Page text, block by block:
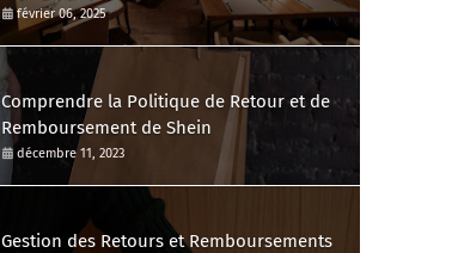
février 06, 2025
Comprendre la Politique de Retour et de
Remboursement de Shein
décembre 11, 2023
Gestion des Retours et Remboursements